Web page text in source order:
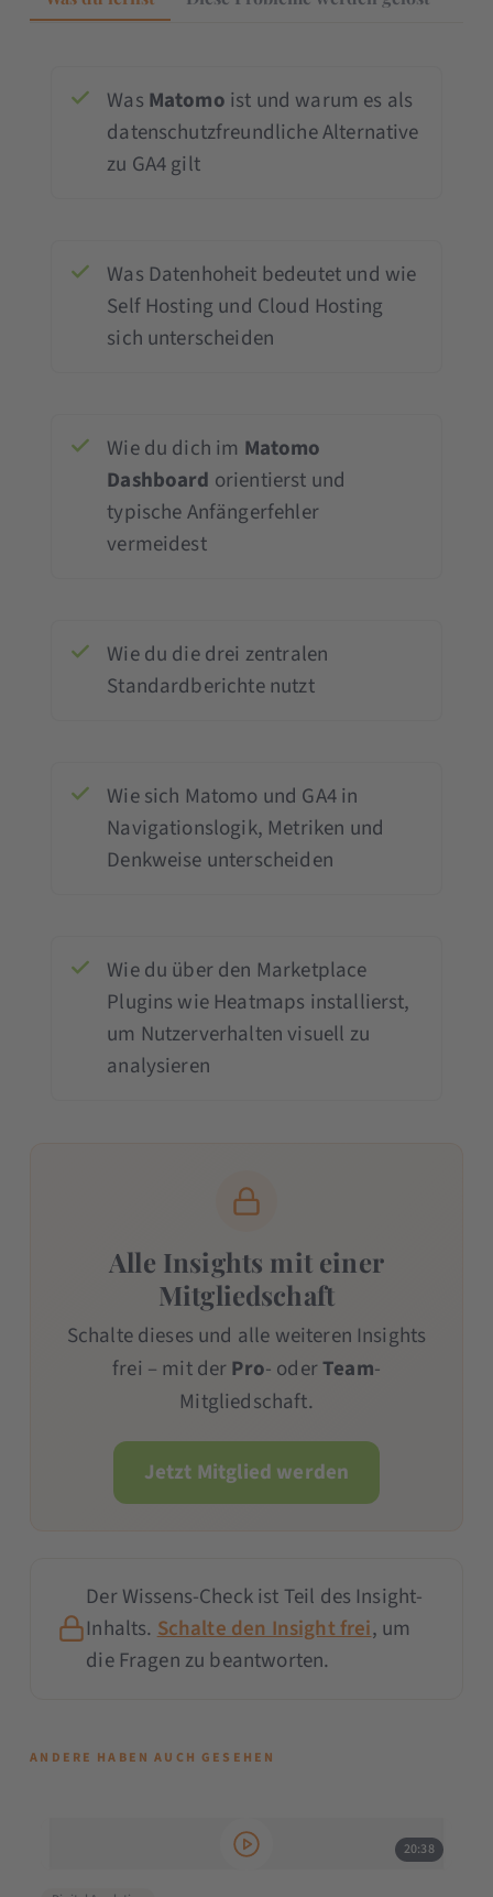
Was Matomo ist und warum es als
datenschutzfreundliche Alternative
zu GA4 gilt
Was Datenhoheit bedeutet und wie
Self Hosting und Cloud Hosting
sich unterscheiden
Wie du dich im Matomo
Dashboard orientierst und
typische Anfängerfehler
vermeidest
Wie du die drei zentralen
Standardberichte nutzt
Wie sich Matomo und GA4 in
Navigationslogik, Metriken und
Denkweise unterscheiden
Wie du über den Marketplace
Plugins wie Heatmaps installierst,
um Nutzerverhalten visuell zu
analysieren
Alle Insights mit einer
Mitgliedschaft
Schalte dieses und alle weiteren Insights
frei – mit derPro- oderTeam-
Mitgliedschaft.
Jetzt Mitglied werden
Der Wissens-Check ist Teil des Insight-
Inhalts. Schalte den Insight frei, um
die Fragen zu beantworten.
ANDERE HABEN AUCH GESEHEN
20:38